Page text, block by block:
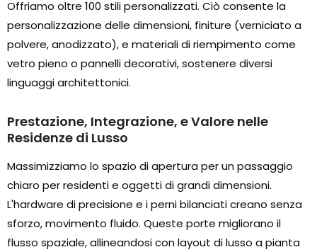
Offriamo oltre 100 stili personalizzati. Ciò consente la
personalizzazione delle dimensioni, finiture (verniciato a
polvere, anodizzato), e materiali di riempimento come
vetro pieno o pannelli decorativi, sostenere diversi
linguaggi architettonici.
Prestazione, Integrazione, e Valore nelle
Residenze di Lusso
Massimizziamo lo spazio di apertura per un passaggio
chiaro per residenti e oggetti di grandi dimensioni.
L'hardware di precisione e i perni bilanciati creano senza
sforzo, movimento fluido. Queste porte migliorano il
flusso spaziale, allineandosi con layout di lusso a pianta